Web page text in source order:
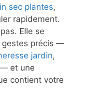
sec plantes,
rapidement.
Elle se
gestes précis —
jardin,
et une
contient votre